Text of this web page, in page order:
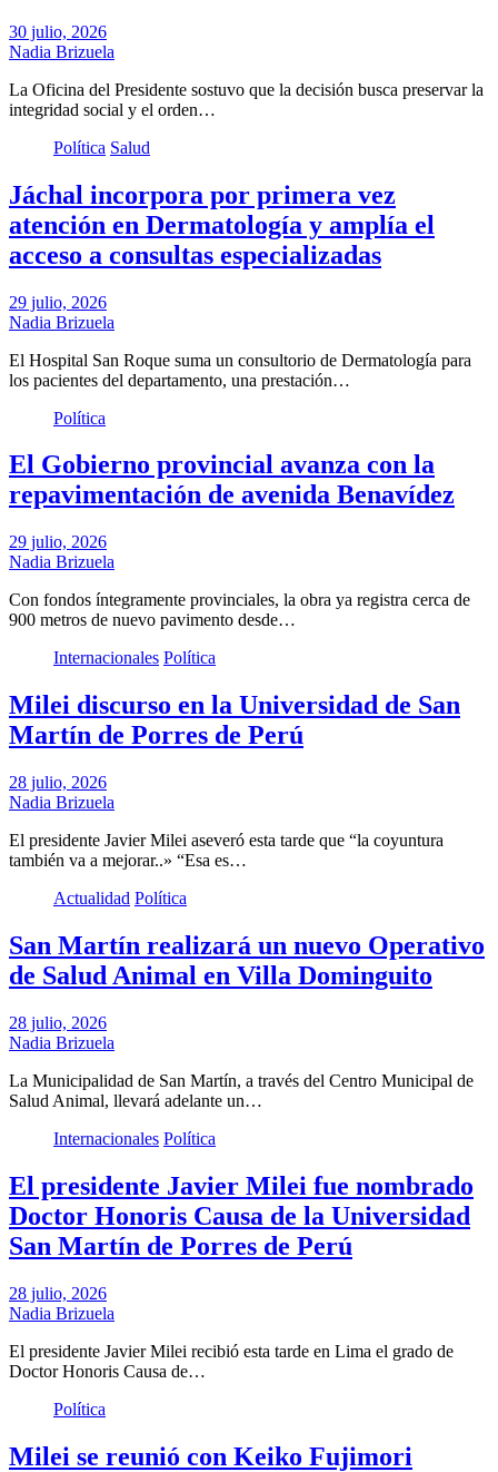
30 julio, 2026
Nadia Brizuela
La Oficina del Presidente sostuvo que la decisión busca preservar la
integridad social y el orden…
Política Salud
Jáchal incorpora por primera vez
atención en Dermatología y amplía el
acceso a consultas especializadas
29 julio, 2026
Nadia Brizuela
El Hospital San Roque suma un consultorio de Dermatología para
los pacientes del departamento, una prestación…
Política
El Gobierno provincial avanza con la
repavimentación de avenida Benavídez
29 julio, 2026
Nadia Brizuela
Con fondos íntegramente provinciales, la obra ya registra cerca de
900 metros de nuevo pavimento desde…
Internacionales Política
Milei discurso en la Universidad de San
Martín de Porres de Perú
28 julio, 2026
Nadia Brizuela
El presidente Javier Milei aseveró esta tarde que “la coyuntura
también va a mejorar..» “Esa es…
Actualidad Política
San Martín realizará un nuevo Operativo
de Salud Animal en Villa Dominguito
28 julio, 2026
Nadia Brizuela
La Municipalidad de San Martín, a través del Centro Municipal de
Salud Animal, llevará adelante un…
Internacionales Política
El presidente Javier Milei fue nombrado
Doctor Honoris Causa de la Universidad
San Martín de Porres de Perú
28 julio, 2026
Nadia Brizuela
El presidente Javier Milei recibió esta tarde en Lima el grado de
Doctor Honoris Causa de…
Política
Milei se reunió con Keiko Fujimori